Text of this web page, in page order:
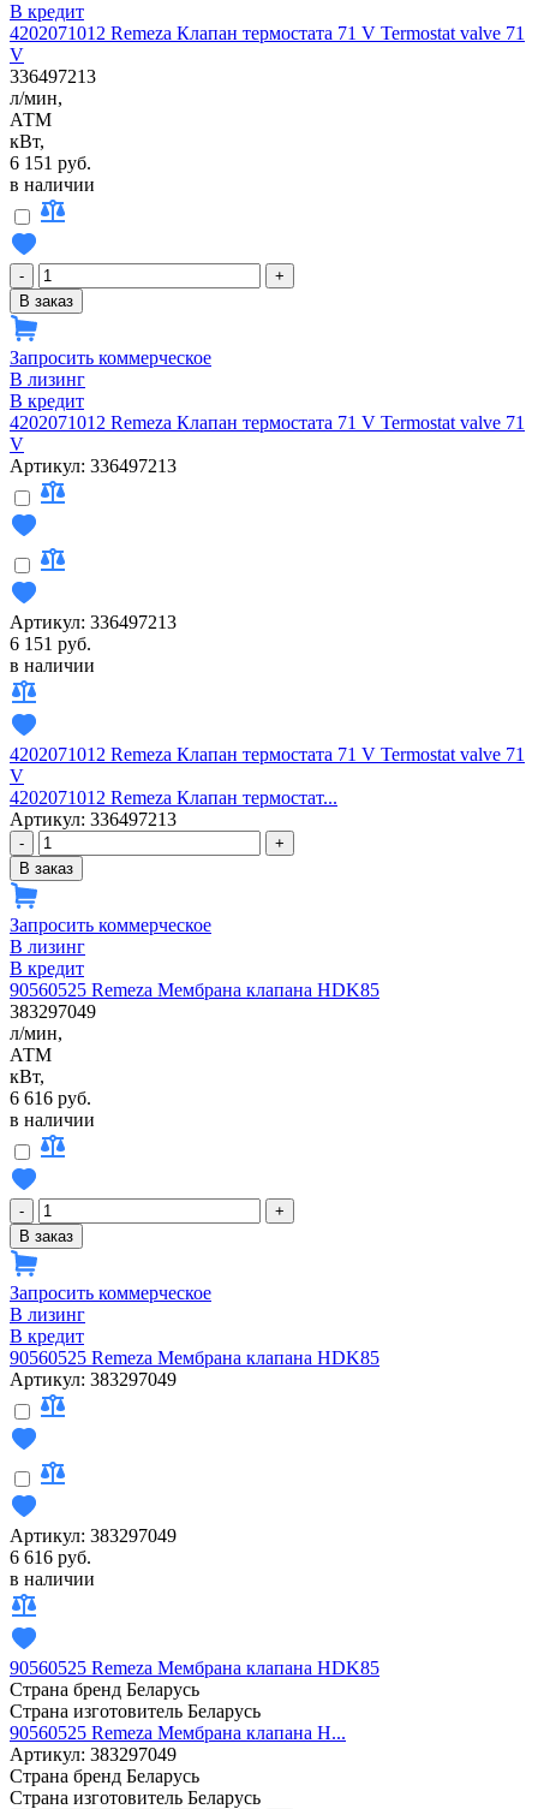
В кредит
4202071012 Remeza Клапан термостата 71 V Termostat valve 71
V
336497213
л/мин,
АТМ
кВт,
6 151 руб.
в наличии
-
+
В заказ
Запросить коммерческое
В лизинг
В кредит
4202071012 Remeza Клапан термостата 71 V Termostat valve 71
V
Артикул: 336497213
Артикул: 336497213
6 151 руб.
в наличии
4202071012 Remeza Клапан термостата 71 V Termostat valve 71
V
4202071012 Remeza Клапан термостат...
Артикул: 336497213
-
+
В заказ
Запросить коммерческое
В лизинг
В кредит
90560525 Remeza Мембрана клапана HDK85
383297049
л/мин,
АТМ
кВт,
6 616 руб.
в наличии
-
+
В заказ
Запросить коммерческое
В лизинг
В кредит
90560525 Remeza Мембрана клапана HDK85
Артикул: 383297049
Артикул: 383297049
6 616 руб.
в наличии
90560525 Remeza Мембрана клапана HDK85
Страна бренд Беларусь
Страна изготовитель Беларусь
90560525 Remeza Мембрана клапана H...
Артикул: 383297049
Страна бренд Беларусь
Страна изготовитель Беларусь